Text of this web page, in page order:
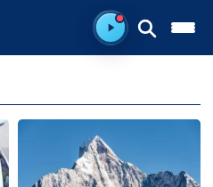
Spreman za